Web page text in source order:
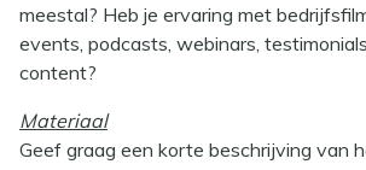
meestal? Heb je ervaring met
events, podcasts, webinars,
content?
Materiaal
Geef graag een korte beschrijving van